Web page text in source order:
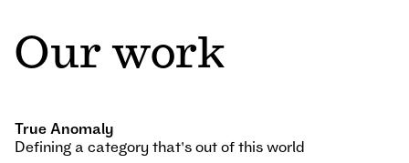
Our work
True Anomaly
Defining a category that's out of this world